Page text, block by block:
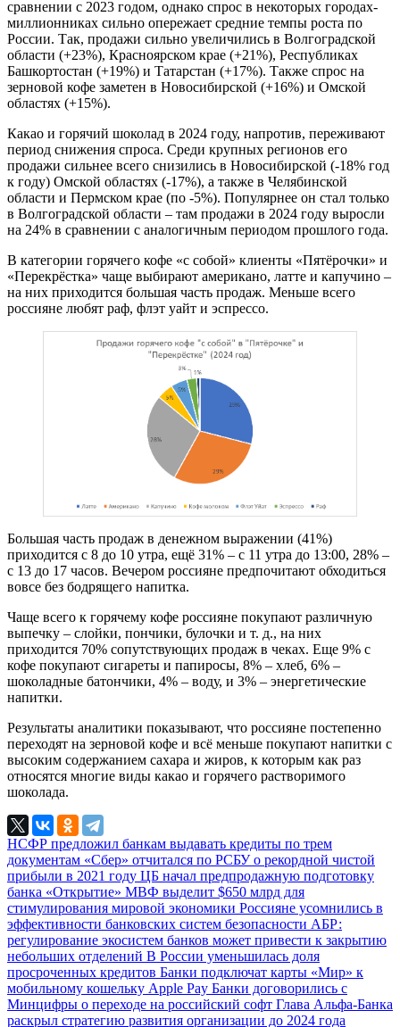
сравнении с 2023 годом, однако спрос в некоторых городах-
миллионниках сильно опережает средние темпы роста по
России. Так, продажи сильно увеличились в Волгоградской
области (+23%), Красноярском крае (+21%), Республиках
Башкортостан (+19%) и Татарстан (+17%). Также спрос на
зерновой кофе заметен в Новосибирской (+16%) и Омской
областях (+15%).
Какао и горячий шоколад в 2024 году, напротив, переживают
период снижения спроса. Среди крупных регионов его
продажи сильнее всего снизились в Новосибирской (-18% год
к году) Омской областях (-17%), а также в Челябинской
области и Пермском крае (по -5%). Популярнее он стал только
в Волгоградской области – там продажи в 2024 году выросли
на 24% в сравнении с аналогичным периодом прошлого года.
В категории горячего кофе «с собой» клиенты «Пятёрочки» и
«Перекрёстка» чаще выбирают американо, латте и капучино –
на них приходится большая часть продаж. Меньше всего
россияне любят раф, флэт уайт и эспрессо.
Большая часть продаж в денежном выражении (41%)
приходится с 8 до 10 утра, ещё 31% – с 11 утра до 13:00, 28% –
c 13 до 17 часов. Вечером россияне предпочитают обходиться
вовсе без бодрящего напитка.
Чаще всего к горячему кофе россияне покупают различную
выпечку – слойки, пончики, булочки и т. д., на них
приходится 70% сопутствующих продаж в чеках. Еще 9% с
кофе покупают сигареты и папиросы, 8% – хлеб, 6% –
шоколадные батончики, 4% – воду, и 3% – энергетические
напитки.
Результаты аналитики показывают, что россияне постепенно
переходят на зерновой кофе и всё меньше покупают напитки с
высоким содержанием сахара и жиров, к которым как раз
относятся многие виды какао и горячего растворимого
шоколада.
НСФР предложил банкам выдавать кредиты по трем
документам «Сбер» отчитался по РСБУ о рекордной чистой
прибыли в 2021 году ЦБ начал предпродажную подготовку
банка «Открытие» МВФ выделит $650 млрд для
стимулирования мировой экономики Россияне усомнились в
эффективности банковских систем безопасности АБР:
регулирование экосистем банков может привести к закрытию
небольших отделений В России уменьшилась доля
просроченных кредитов Банки подключат карты «Мир» к
мобильному кошельку Apple Pay Банки договорились с
Минцифры о переходе на российский софт Глава Альфа-Банка
раскрыл стратегию развития организации до 2024 года